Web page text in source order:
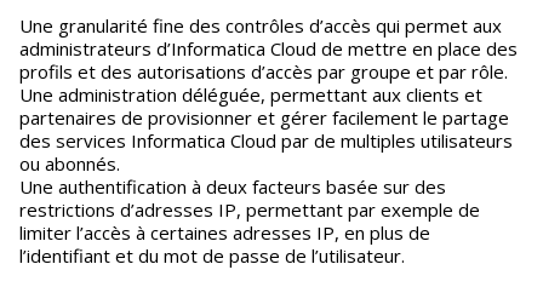
Une granularité fine des contrôles d’accès qui permet aux
administrateurs d’Informatica Cloud de mettre en place des
profils et des autorisations d’accès par groupe et par rôle.
Une administration déléguée, permettant aux clients et
partenaires de provisionner et gérer facilement le partage
des services Informatica Cloud par de multiples utilisateurs
ou abonnés.
Une authentification à deux facteurs basée sur des
restrictions d’adresses IP, permettant par exemple de
limiter l’accès à certaines adresses IP, en plus de
l’identifiant et du mot de passe de l’utilisateur.